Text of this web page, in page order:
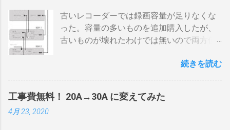
げても即座に反応しない ガスコンロでは熱
量に限界があり１ハゼ８分以内でなら200g
前後が限界。 300g以上はガスコンロの強火
煎は無理。 外側ドラム→空気層→内側ドラ
ムの順で熱が伝わるので、温度変化には時
間がかかります。それを予測したうえでの
煎りあがりのタイミングを考慮しなくては
古いレコーダーでは録画容量が足りなくな
った。容量の多いものを追加購入したが、
古いものが壊れたわけでは無いので両方使
利用する） アンテナ→BDR２→BDR１→テ
「 BDR 」と略します。 アンテナ信号は、
それぞれのアンテナ入力から出力へと繰り
続きを読む
工事費無料！ 20A→30A に変えてみた
4月 23, 2020